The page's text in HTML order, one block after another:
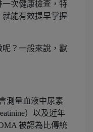
次健康檢查，特
能有效提早掌握
？一般來說，獸
測量血液中尿素
）以及近年
被認為比傳統